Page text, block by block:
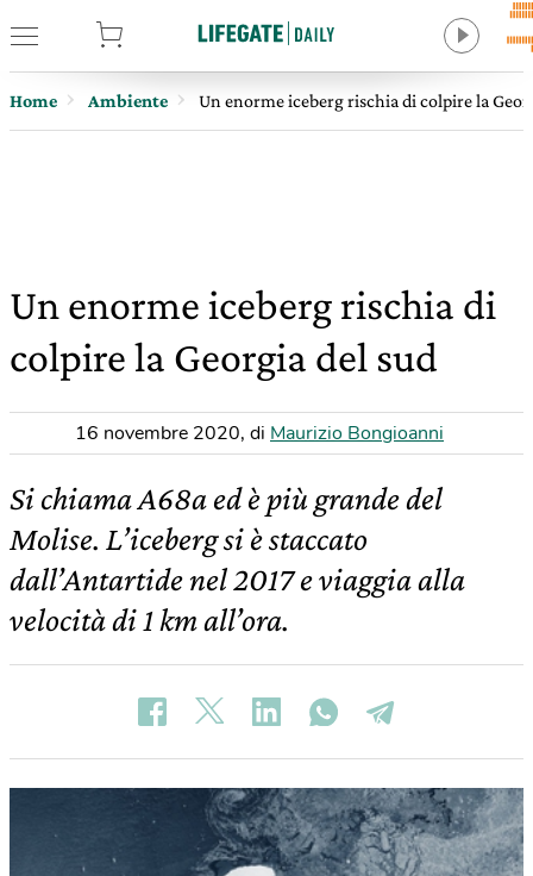
Home Ambiente Un enorme iceberg rischia di colpire la
Un enorme iceberg rischia di
colpire la Georgia del sud
16 novembre 2020, di Maurizio Bongioanni
Si chiama A68a ed è più grande del
Molise. L’iceberg si è staccato
dall’Antartide nel 2017 e viaggia alla
velocità di 1 km all’ora.